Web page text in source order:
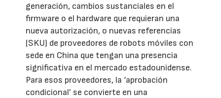
generación, cambios sustanciales en el
firmware o el hardware que requieran una
nueva autorización, o nuevas referencias
(SKU) de proveedores de robots móviles con
sede en China que tengan una presencia
significativa en el mercado estadounidense.
Para esos proveedores, la ‘aprobación
condicional’ se convierte en una